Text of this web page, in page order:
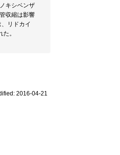
キシベンザ
収縮は影響
リドカイ
。
2016-04-21